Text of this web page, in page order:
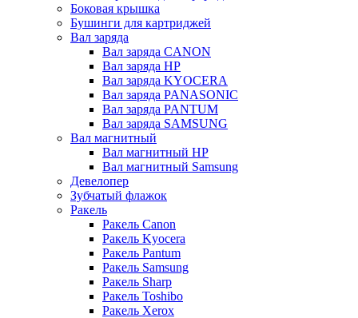
Боковая крышка
Бушинги для картриджей
Вал заряда
Вал заряда CANON
Вал заряда HP
Вал заряда KYOCERA
Вал заряда PANASONIC
Вал заряда PANTUM
Вал заряда SAMSUNG
Вал магнитный
Вал магнитный HP
Вал магнитный Samsung
Девелопер
Зубчатый флажок
Ракель
Ракель Canon
Ракель Kyocera
Ракель Pantum
Ракель Samsung
Ракель Sharp
Ракель Toshibo
Ракель Xerox